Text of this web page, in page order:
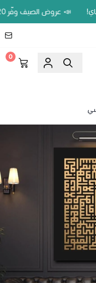
📣 عروض الصيف وفّر 20% على اللوحات الحين.. واكسب 200 ريال رصيد بمحفظتك لطلبك الجاي!
0